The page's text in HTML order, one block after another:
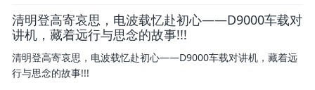
清明登高寄哀思，电波载忆赴初心——D9000车载对
讲机，藏着远行与思念的故事!!!
清明登高寄哀思，电波载忆赴初心——D9000车载对讲机，藏着远
行与思念的故事!!!